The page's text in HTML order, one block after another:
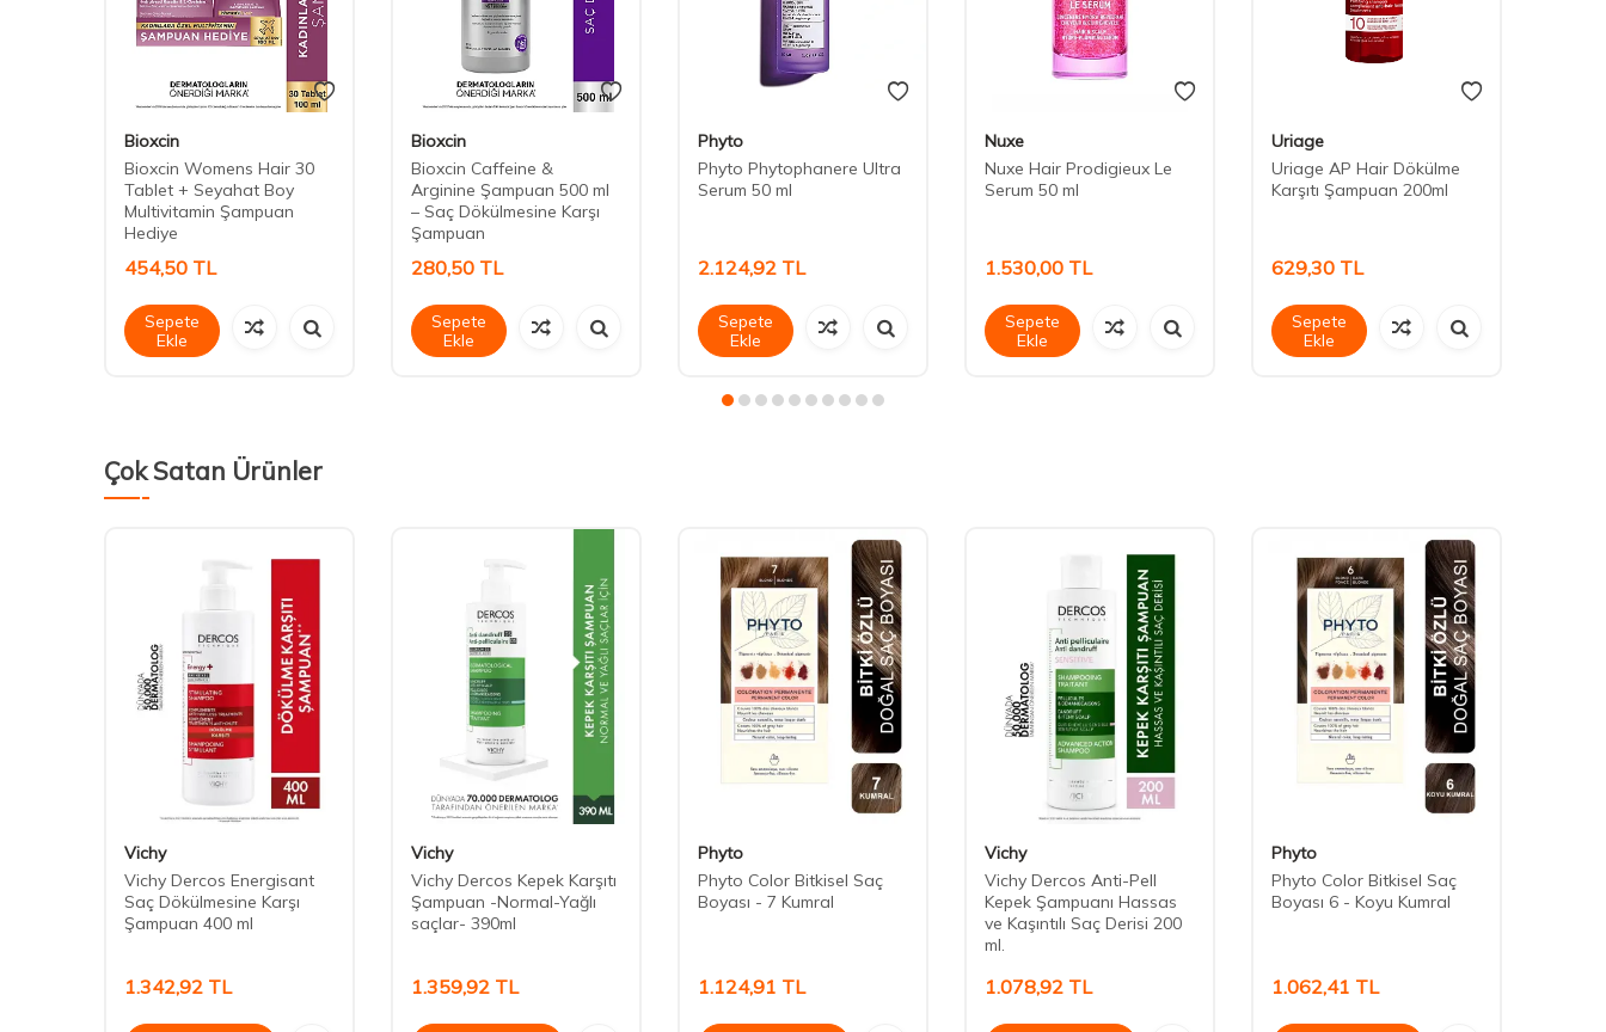
Bioxcin
Bioxcin Womens Hair 30
Tablet + Seyahat Boy
Multivitamin Şampuan
Hediye
454,50 TL
Sepete
Ekle
Bioxcin
Bioxcin Caffeine &
Arginine Şampuan 500 ml
– Saç Dökülmesine Karşı
Şampuan
280,50 TL
Sepete
Ekle
Phyto
Phyto Phytophanere Ultra
Serum 50 ml
2.124,92 TL
Sepete
Ekle
Nuxe
Nuxe Hair Prodigieux Le
Serum 50 ml
1.530,00 TL
Sepete
Ekle
Uriage
Uriage AP Hair Dökülme
Karşıtı Şampuan 200ml
629,30 TL
Sepete
Ekle
Çok Satan Ürünler
Vichy
Vichy Dercos Energisant
Saç Dökülmesine Karşı
Şampuan 400 ml
1.342,92 TL
Vichy
Vichy Dercos Kepek Karşıtı
Şampuan -Normal-Yağlı
saçlar- 390ml
1.359,92 TL
Phyto
Phyto Color Bitkisel Saç
Boyası - 7 Kumral
1.124,91 TL
Vichy
Vichy Dercos Anti-Pell
Kepek Şampuanı Hassas
ve Kaşıntılı Saç Derisi 200
ml.
1.078,92 TL
Phyto
Phyto Color Bitkisel Saç
Boyası 6 - Koyu Kumral
1.062,41 TL